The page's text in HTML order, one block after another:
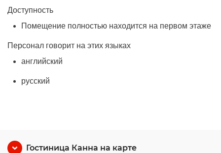
Доступность
Помещение полностью находится на первом этаже
Персонал говорит на этих языках
английский
русский
Гостиница Канна на карте